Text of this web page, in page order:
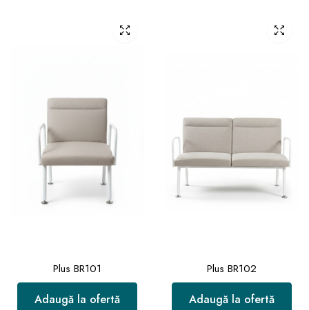
Plus BR101
Adaugă la ofertă
Plus BR102
Adaugă la ofertă